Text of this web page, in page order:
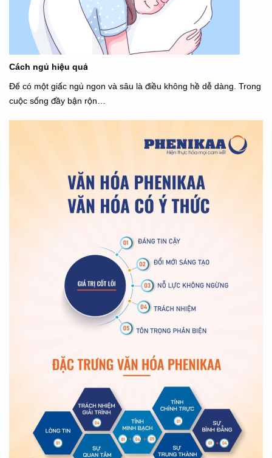
Cách ngủ hiệu quả
Để có một giấc ngủ ngon và sâu là điều không hề dễ dàng. Trong
cuộc sống đầy bận rộn…